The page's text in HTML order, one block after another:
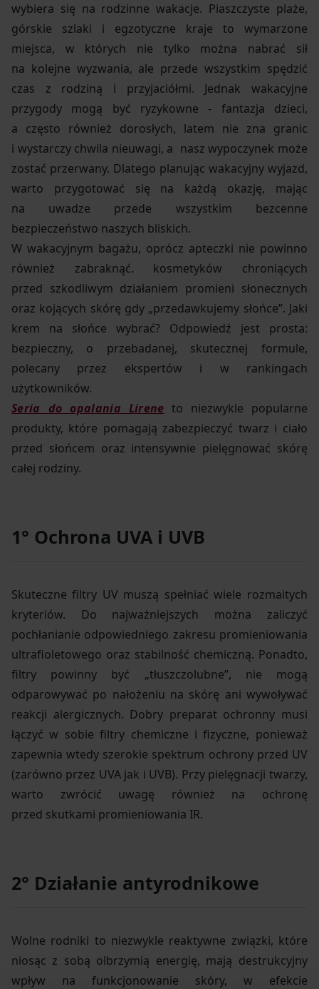
wybiera się na rodzinne wakacje. Piaszczyste plaże,
górskie szlaki i egzotyczne kraje to wymarzone
miejsca, w których nie tylko można nabrać sił
na kolejne wyzwania, ale przede wszystkim spędzić
czas z rodziną i przyjaciółmi. Jednak wakacyjne
przygody mogą być ryzykowne - fantazja dzieci,
a często również dorosłych, latem nie zna granic
i wystarczy chwila nieuwagi, a nasz wypoczynek może
zostać przerwany. Dlatego planując wakacyjny wyjazd,
warto przygotować się na każdą okazję, mając
na uwadze przede wszystkim bezcenne
bezpieczeństwo naszych bliskich.
W wakacyjnym bagażu, oprócz apteczki nie powinno
również zabraknąć. kosmetyków chroniących
przed szkodliwym działaniem promieni słonecznych
oraz kojących skórę gdy „przedawkujemy słońce”. Jaki
krem na słońce wybrać? Odpowiedź jest prosta:
bezpieczny, o przebadanej, skutecznej formule,
polecany przez ekspertów i w rankingach
użytkowników.
Seria do opalania Lirene to niezwykle popularne
produkty, które pomagają zabezpieczyć twarz i ciało
przed słońcem oraz intensywnie pielęgnować skórę
całej rodziny.
1° Ochrona UVA i UVB
Skuteczne filtry UV muszą spełniać wiele rozmaitych
kryteriów. Do najważniejszych można zaliczyć
pochłanianie odpowiedniego zakresu promieniowania
ultrafioletowego oraz stabilność chemiczną. Ponadto,
filtry powinny być „tłuszczolubne”, nie mogą
odparowywać po nałożeniu na skórę ani wywoływać
reakcji alergicznych. Dobry preparat ochronny musi
łączyć w sobie filtry chemiczne i fizyczne, ponieważ
zapewnia wtedy szerokie spektrum ochrony przed UV
(zarówno przez UVA jak i UVB). Przy pielęgnacji twarzy,
warto zwrócić uwagę również na ochronę
przed skutkami promieniowania IR.
2° Działanie antyrodnikowe
Wolne rodniki to niezwykle reaktywne związki, które
niosąc z sobą olbrzymią energię, mają destrukcyjny
wpływ na funkcjonowanie skóry, w efekcie